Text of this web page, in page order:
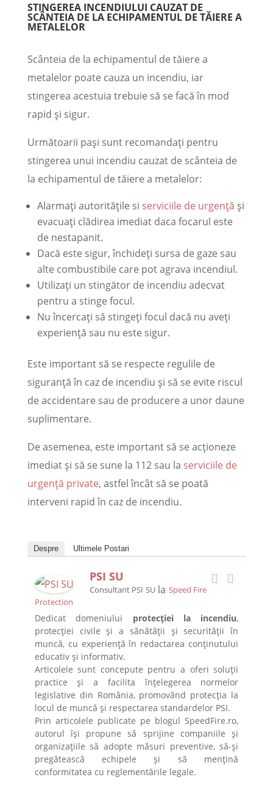
STINGEREA INCENDIULUI CAUZAT DE
SCÂNTEIA DE LA ECHIPAMENTUL DE TĂIERE A
METALELOR
Scânteia de la echipamentul de tăiere a
metalelor poate cauza un incendiu, iar
stingerea acestuia trebuie să se facă în mod
rapid și sigur.
Următoarii pași sunt recomandați pentru
stingerea unui incendiu cauzat de scânteia de
la echipamentul de tăiere a metalelor:
Alarmați autoritățile si serviciile de urgență și
evacuați clădirea imediat daca focarul este
de nestapanit.
Dacă este sigur, închideți sursa de gaze sau
alte combustibile care pot agrava incendiul.
Utilizați un stingător de incendiu adecvat
pentru a stinge focul.
Nu încercați să stingeți focul dacă nu aveți
experiență sau nu este sigur.
Este important să se respecte regulile de
siguranță în caz de incendiu și să se evite riscul
de accidentare sau de producere a unor daune
suplimentare.
De asemenea, este important să se acționeze
imediat și să se sune la 112 sau la serviciile de
urgență private, astfel încât să se poată
interveni rapid în caz de incendiu.
Despre Ultimele Postari
PSI SU
Consultant PSI SUla Speed Fire
Protection
Dedicat domeniului protecției la incendiu,
protecției civile și a sănătății și securității în
muncă, cu experiență în redactarea conținutului
educativ și informativ.
Articolele sunt concepute pentru a oferi soluții
practice și a facilita înțelegerea normelor
legislative din România, promovând protecția la
locul de muncă și respectarea standardelor PSI.
Prin articolele publicate pe blogul SpeedFire.ro,
autorul își propune să sprijine companiile și
organizațiile să adopte măsuri preventive, să-și
pregătească echipele și să mențină
conformitatea cu reglementările legale.